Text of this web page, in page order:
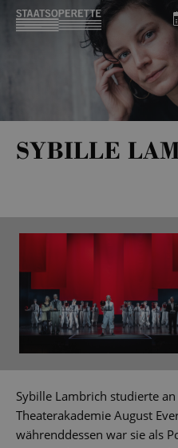
SYBILLE
Sybille Lambrich studierte
Theaterakademie August
währenddessen war sie als